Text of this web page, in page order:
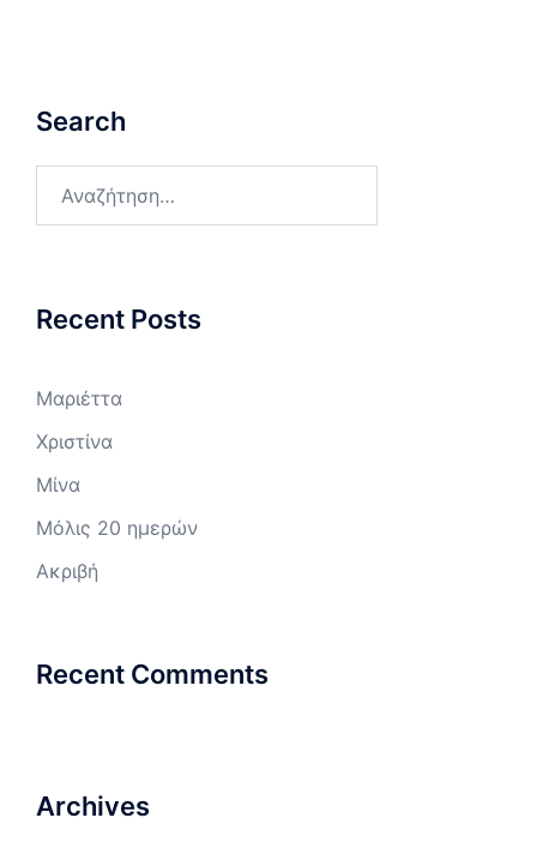
Search
Recent Posts
Μαριέττα
Χριστίνα
Μίνα
Μόλις 20 ημερών
Ακριβή
Recent Comments
Archives